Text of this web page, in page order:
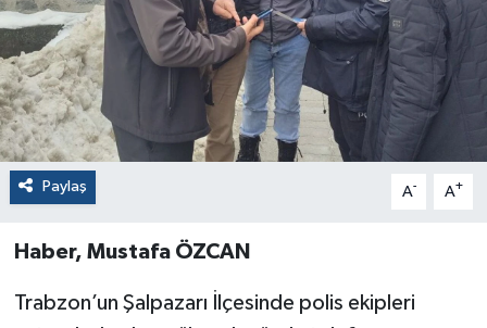
Paylaş A- A+
Haber, Mustafa ÖZCAN
Trabzon’un Şalpazarı İlçesinde polis ekipleri